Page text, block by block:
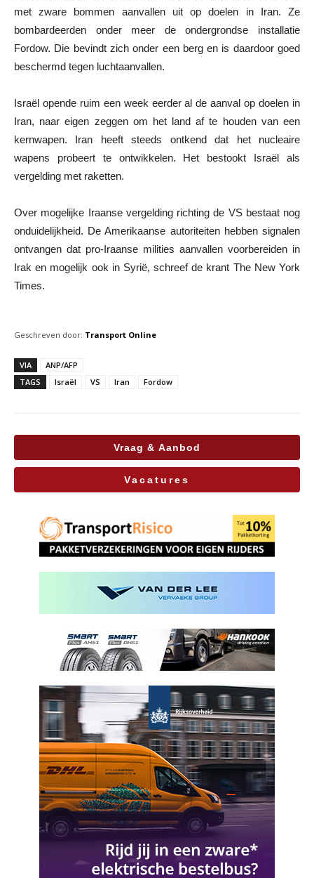
met zware bommen aanvallen uit op doelen in Iran. Ze
bombardeerden onder meer de ondergrondse installatie
Fordow. Die bevindt zich onder een berg en is daardoor goed
beschermd tegen luchtaanvallen.
Israël opende ruim een week eerder al de aanval op doelen in
Iran, naar eigen zeggen om het land af te houden van een
kernwapen. Iran heeft steeds ontkend dat het nucleaire
wapens probeert te ontwikkelen. Het bestookt Israël als
vergelding met raketten.
Over mogelijke Iraanse vergelding richting de VS bestaat nog
onduidelijkheid. De Amerikaanse autoriteiten hebben signalen
ontvangen dat pro-Iraanse milities aanvallen voorbereiden in
Irak en mogelijk ook in Syrië, schreef de krant The New York
Times.
Geschreven door: Transport Online
VIA
ANP/AFP
TAGS
Israël VS Iran Fordow
Vraag & Aanbod
Vacatures